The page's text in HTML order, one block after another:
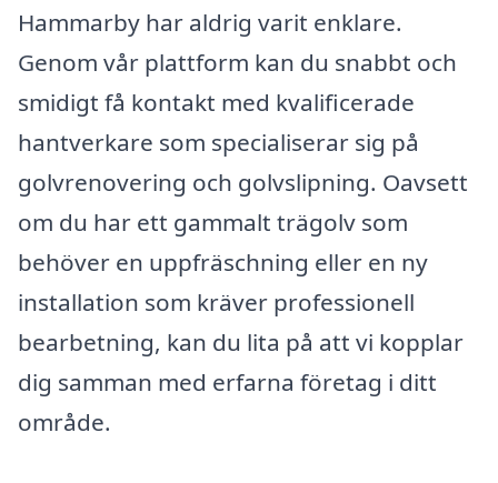
Hammarby har aldrig varit enklare.
Genom vår plattform kan du snabbt och
smidigt få kontakt med kvalificerade
hantverkare som specialiserar sig på
golvrenovering och golvslipning. Oavsett
om du har ett gammalt trägolv som
behöver en uppfräschning eller en ny
installation som kräver professionell
bearbetning, kan du lita på att vi kopplar
dig samman med erfarna företag i ditt
område.